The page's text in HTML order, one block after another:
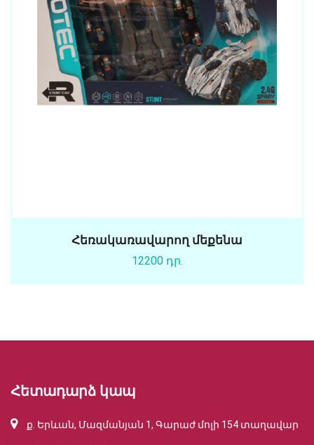
Հեռակառավարող մեքենա
12200 դր.
Հետադարձ կապ
ք. Երևան, Մազմանյան 1, Գարաժ մոլի 154 տաղավար